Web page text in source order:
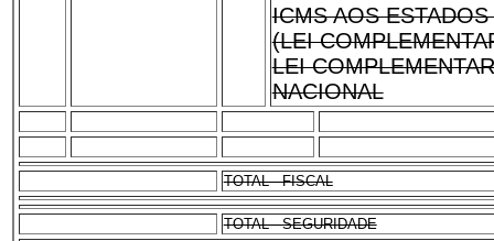
ICMS AOS
(LEI
LEI
NACIONAL
TOTAL - FISCAL
TOTAL - SEGURIDADE